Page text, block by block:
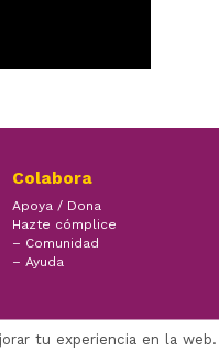
Colabora
Apoya / Dona
Hazte cómplice
– Comunidad
– Ayuda
tu experiencia en la web.